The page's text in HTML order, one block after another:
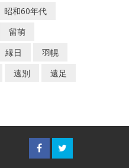
昭和60年代
留萌
縁日
羽幌
遠別
遠足